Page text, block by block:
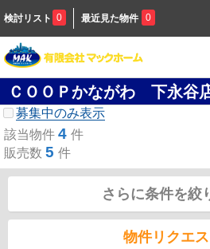
検討リスト 0 最近見た物件 0
ＣＯＯＰかながわ 下永谷
募集中のみ表示
該当物件 4 件
販売数 5 件
さらに条件を絞
物件リクエス